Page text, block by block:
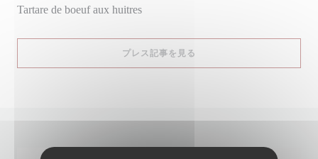
Tartare de boeuf aux huitres
プレス記事を見る